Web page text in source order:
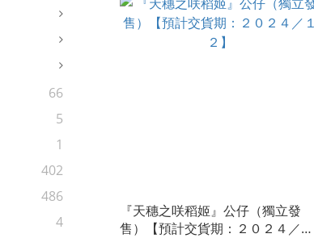
66
5
1
402
486
4
『天穗之咲稻姬』公仔（獨立發
售）【預計交貨期：２０２４／１